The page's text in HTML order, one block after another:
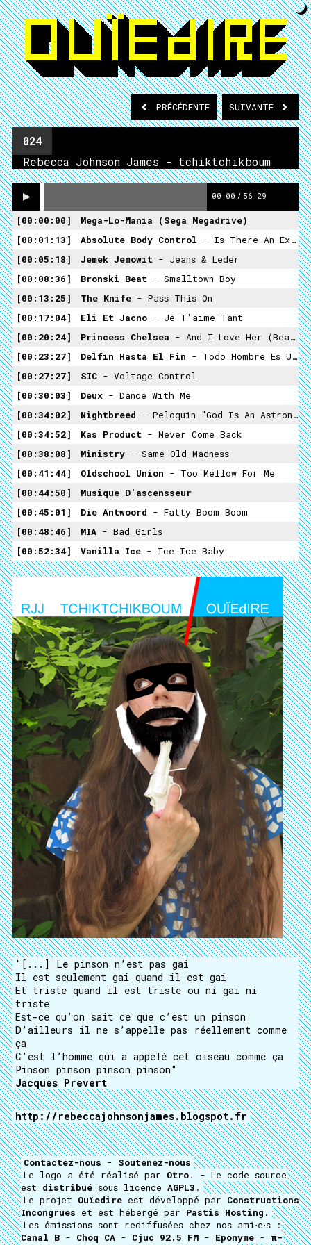
PRÉCÉDENTE SUIVANTE
024
Rebecca Johnson James - tchiktchikboum
00:00 / 56:29
00:00:00
Mega-Lo-Mania (Sega Mégadrive)
00:01:13
Absolute Body Control - Is There An Exit
00:05:18
Jemek Jemowit - Jeans & Leder
00:08:36
Bronski Beat - Smalltown Boy
00:13:25
The Knife - Pass This On
00:17:04
Eli Et Jacno - Je T'aime Tant
00:20:24
Princess Chelsea - And I Love Her (Beatles Cover)
00:23:27
Delfín Hasta El Fin - Todo Hombre Es Un Minero
00:27:27
SIC - Voltage Control
00:30:03
Deux - Dance With Me
00:34:02
Nightbreed - Peloquin "God Is An Astronaut, Oz Is Over The Rainbow And Midian Is Where The Monsters Live"
00:34:52
Kas Product - Never Come Back
00:38:08
Ministry - Same Old Madness
00:41:44
Oldschool Union - Too Mellow For Me
00:44:50
Musique D'ascensseur
00:45:01
Die Antwoord - Fatty Boom Boom
00:48:46
MIA - Bad Girls
00:52:34
Vanilla Ice - Ice Ice Baby
"[...] Le pinson n’est pas gai
Il est seulement gai quand il est gai
Et triste quand il est triste ou ni gai ni
triste
Est-ce qu’on sait ce que c’est un pinson
D’ailleurs il ne s’appelle pas réellement comme
ça
C’est l’homme qui a appelé cet oiseau comme ça
Pinson pinson pinson pinson"
Jacques Prevert
http://rebeccajohnsonjames.blogspot.fr
Contactez-nous - Soutenez-nous
Le logo a été réalisé par Otro. - Le code source
est distribué sous licence AGPL3 .
Le projet Ouïedire est développé par Constructions
Incongrues et est hébergé par Pastis Hosting .
Les émissions sont rediffusées chez nos ami⋅e⋅s :
Canal B - Choq CA - Cjuc 92.5 FM - Eponyme - π-